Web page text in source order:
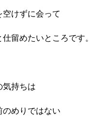
空けずに会って
留めたいところです。
気持ちは
のめりではない